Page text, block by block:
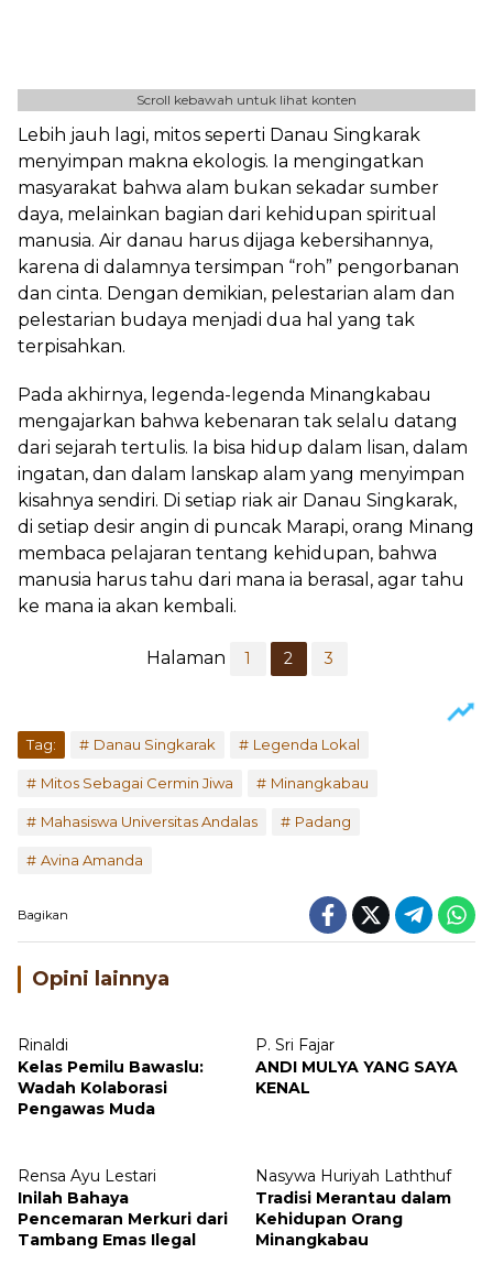
Scroll kebawah untuk lihat konten
Lebih jauh lagi, mitos seperti Danau Singkarak
menyimpan makna ekologis. Ia mengingatkan
masyarakat bahwa alam bukan sekadar sumber
daya, melainkan bagian dari kehidupan spiritual
manusia. Air danau harus dijaga kebersihannya,
karena di dalamnya tersimpan “roh” pengorbanan
dan cinta. Dengan demikian, pelestarian alam dan
pelestarian budaya menjadi dua hal yang tak
terpisahkan.
Pada akhirnya, legenda-legenda Minangkabau
mengajarkan bahwa kebenaran tak selalu datang
dari sejarah tertulis. Ia bisa hidup dalam lisan, dalam
ingatan, dan dalam lanskap alam yang menyimpan
kisahnya sendiri. Di setiap riak air Danau Singkarak,
di setiap desir angin di puncak Marapi, orang Minang
membaca pelajaran tentang kehidupan, bahwa
manusia harus tahu dari mana ia berasal, agar tahu
ke mana ia akan kembali.
Halaman 1 2 3
Tag: Danau Singkarak Legenda Lokal
Mitos Sebagai Cermin Jiwa Minangkabau
Mahasiswa Universitas Andalas Padang
Avina Amanda
Bagikan
Opini lainnya
Rinaldi
Kelas Pemilu Bawaslu:
Wadah Kolaborasi
Pengawas Muda
P. Sri Fajar
ANDI MULYA YANG SAYA
KENAL
Rensa Ayu Lestari
Inilah Bahaya
Pencemaran Merkuri dari
Tambang Emas Ilegal
Nasywa Huriyah Laththuf
Tradisi Merantau dalam
Kehidupan Orang
Minangkabau